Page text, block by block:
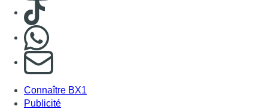
Consulter TikTok
S'abonner à notre newsletter
Connaître BX1
Publicité